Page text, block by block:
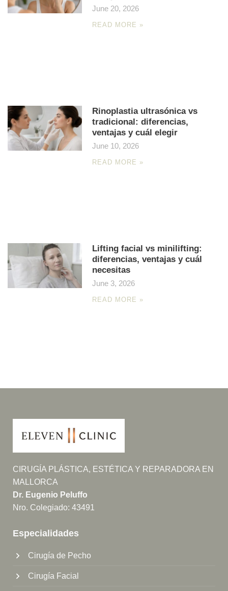
June 20, 2026
READ MORE »
Rinoplastia ultrasónica vs
tradicional: diferencias,
ventajas y cuál elegir
June 10, 2026
READ MORE »
Lifting facial vs minilifting:
diferencias, ventajas y cuál
necesitas
June 3, 2026
READ MORE »
CIRUGÍA PLÁSTICA, ESTÉTICA Y REPARADORA EN
MALLORCA
Dr. Eugenio Peluffo
Nro. Colegiado: 43491
Especialidades
Cirugía de Pecho
Cirugía Facial